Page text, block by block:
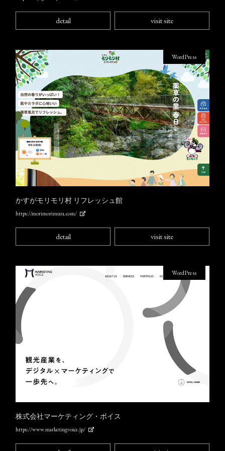
detail visit site
かすがモリモリ村 リフレッシュ館
https://morimorimura.com/
WordPress
detail visit site
株式会社マーケティング・ボイス
https://www.marketingvoice.jp/
WordPress